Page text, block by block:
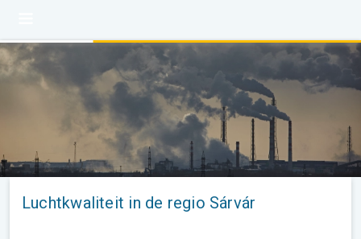
Luchtkwaliteit in de regio Sárvár